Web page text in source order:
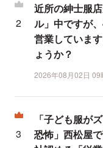
近所の紳士服
ル」中ですが
営業していま
ょうか？
2026年08月02日 09
「子ども服が
恐怖」西松屋